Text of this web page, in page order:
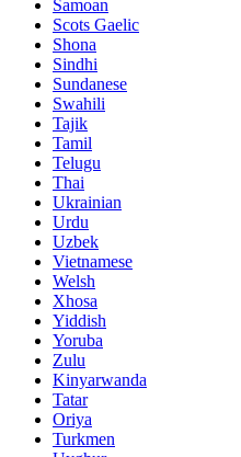
Samoan
Scots Gaelic
Shona
Sindhi
Sundanese
Swahili
Tajik
Tamil
Telugu
Thai
Ukrainian
Urdu
Uzbek
Vietnamese
Welsh
Xhosa
Yiddish
Yoruba
Zulu
Kinyarwanda
Tatar
Oriya
Turkmen